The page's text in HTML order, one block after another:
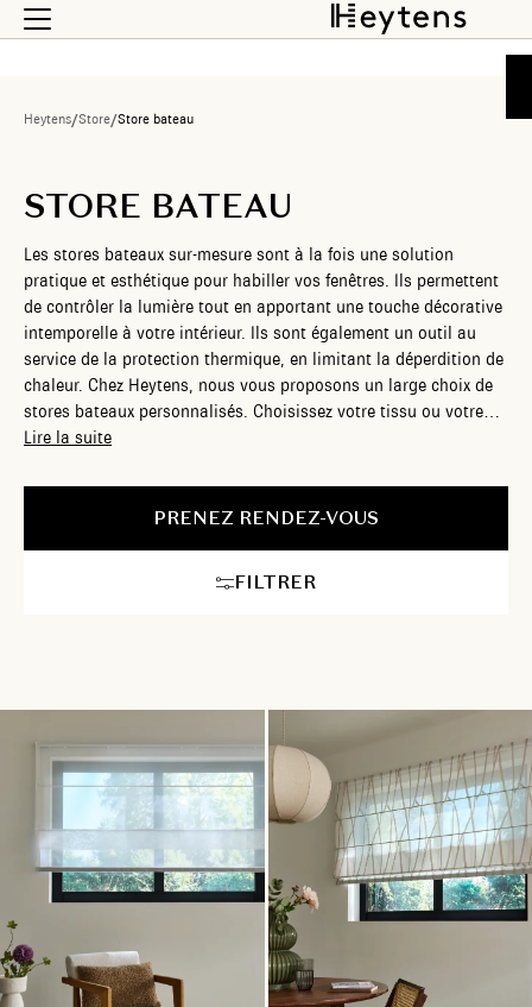
Heytens/Store/Store bateau
STORE BATEAU
Les stores bateaux sur-mesure sont à la fois une solution
pratique et esthétique pour habiller vos fenêtres. Ils permettent
de contrôler la lumière tout en apportant une touche décorative
intemporelle à votre intérieur. Ils sont également un outil au
service de la protection thermique, en limitant la déperdition de
chaleur. Chez Heytens, nous vous proposons un large choix de
stores bateaux personnalisés. Choisissez votre tissu ou votre
voile, uni ou à motifs, dans des couleurs douces ou plus
sublimer. Nos experts en aménagement intérieur vous
accompagnent pour choisir le store parfait, assurant une
Lire la suite
PRENEZ RENDEZ-VOUS
FILTRER